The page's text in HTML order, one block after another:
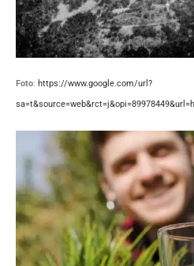
Foto: https://www.google.com/url?